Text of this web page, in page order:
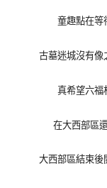
童趣點在等
古墓迷城沒有像
真希望六福
在大西部區
大西部區結束後